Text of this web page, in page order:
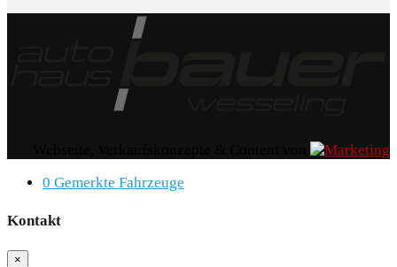
0 Gemerkte Fahrzeuge
Kontakt
×